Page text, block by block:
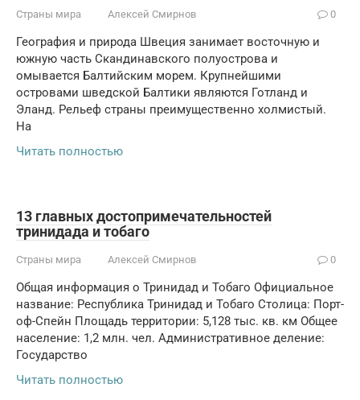
Страны мира Алексей Смирнов 0
География и природа Швеция занимает восточную и
южную часть Скандинавского полуострова и
омывается Балтийским морем. Крупнейшими
островами шведской Балтики являются Готланд и
Эланд. Рельеф страны преимущественно холмистый.
На
Читать полностью
13 главных достопримечательностей
тринидада и тобаго
Страны мира Алексей Смирнов 0
Общая информация о Тринидад и Тобаго Официальное
название: Республика Тринидад и Тобаго Столица: Порт-
оф-Спейн Площадь территории: 5,128 тыс. кв. км Общее
население: 1,2 млн. чел. Административное деление:
Государство
Читать полностью